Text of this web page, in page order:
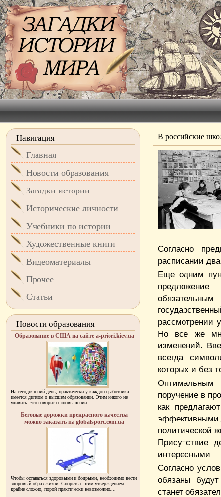
В российские
Согласно
расписании
Еще одним
рассмотрении
Но все же
изменений.
всегда
которых и без
поручение в
как
политической
Присутствие
интересными
Согласно
обязаны
станет
Навигация
Главная
Новости образования
Загадки истории
Исторические личности
Учебники по истории
Художественные книги
Видеоматериалы
Прочее
Статьи
Новости образования
Образование в США на сайте a-priori.kiev.ua
На сегодняшний день, практически у каждого работника
имеется диплом о высшем образовании. Этим никого не
удивить, что говорит о «повышении...
Беговые дорожки прекрасного качества
можно заказать на globalsport.com.ua
Чтобы оставаться здоровыми и бодрыми, необходимо вести
здоровый образ жизни. Спорить с этим утверждением
крайне сложно, порой практически невозможно....